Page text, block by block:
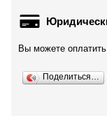
Вы можете
Поделиться…